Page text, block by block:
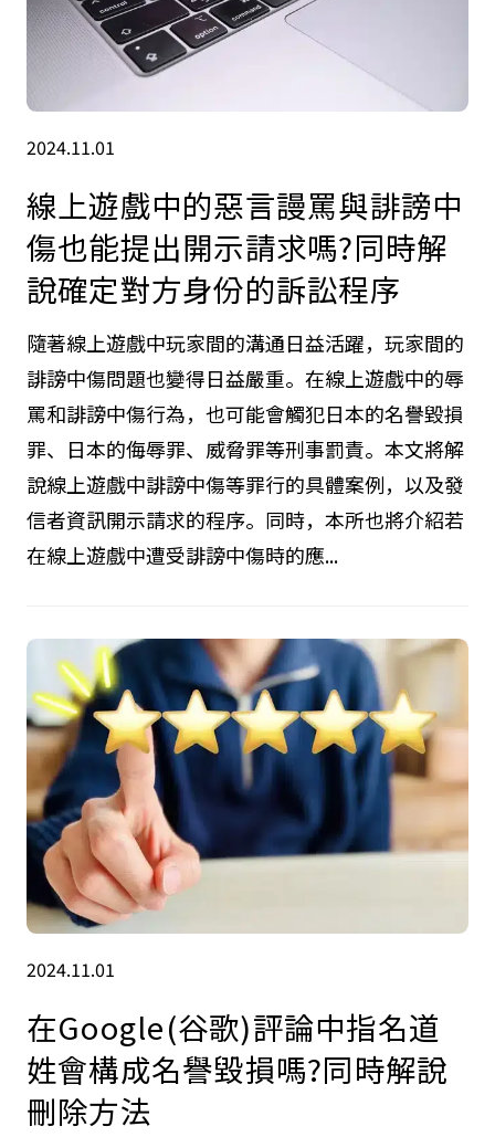
2024.11.01
線上遊戲中的惡言謾罵與誹謗中
傷也能提出開示請求嗎?同時解
說確定對方身份的訴訟程序
隨著線上遊戲中玩家間的溝通日益活躍，玩家間的
誹謗中傷問題也變得日益嚴重。在線上遊戲中的辱
罵和誹謗中傷行為，也可能會觸犯日本的名譽毀損
罪、日本的侮辱罪、威脅罪等刑事罰責。本文將解
說線上遊戲中誹謗中傷等罪行的具體案例，以及發
信者資訊開示請求的程序。同時，本所也將介紹若
在線上遊戲中遭受誹謗中傷時的應...
2024.11.01
在Google(谷歌)評論中指名道
姓會構成名譽毀損嗎?同時解說
刪除方法